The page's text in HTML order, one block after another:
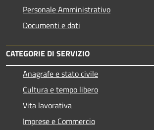
Personale Amministrativo
Documenti e dati
CATEGORIE DI SERVIZIO
Anagrafe e stato civile
Cultura e tempo libero
Vita lavorativa
Imprese e Commercio